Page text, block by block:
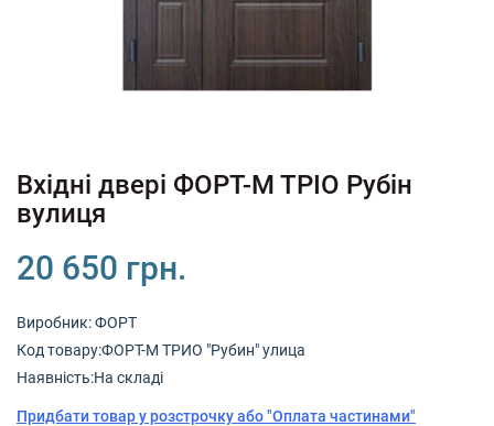
+380 (67) 380 73 18
+380 (95) 180 73 18
Вхідні двері ФОРТ-М ТРІО Рубін
вулиця
20 650 грн.
Виробник:ФОРТ
Код товару:ФОРТ-М ТРИО "Рубин" улица
Наявність:На складі
Придбати товар у розстрочку або "Оплата частинами"